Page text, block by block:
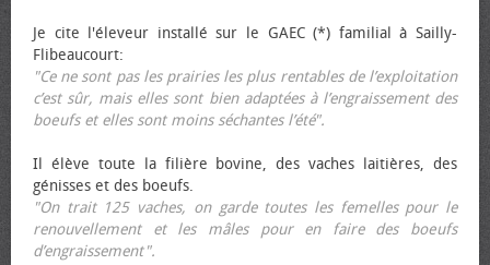
Je cite l'éleveur installé sur le GAEC (*) familial à Sailly-
Flibeaucourt:
"Ce ne sont pas les prairies les plus rentables de l’exploitation
c’est sûr, mais elles sont bien adaptées à l’engraissement des
bœufs et elles sont moins séchantes l’été".
Il élève toute la filière bovine, des vaches laitières, des
génisses et des bœufs.
"On trait 125 vaches, on garde toutes les femelles pour le
renouvellement et les mâles pour en faire des bœufs
d’engraissement".